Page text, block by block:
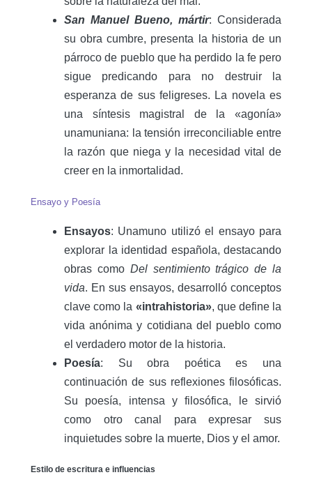
San Manuel Bueno, mártir: Considerada
su obra cumbre, presenta la historia de un
párroco de pueblo que ha perdido la fe pero
sigue predicando para no destruir la
esperanza de sus feligreses. La novela es
una síntesis magistral de la «agonía»
unamuniana: la tensión irreconciliable entre
la razón que niega y la necesidad vital de
creer en la inmortalidad.
Ensayo y Poesía
Ensayos: Unamuno utilizó el ensayo para
explorar la identidad española, destacando
obras como Del sentimiento trágico de la
vida. En sus ensayos, desarrolló conceptos
clave como la «intrahistoria», que define la
vida anónima y cotidiana del pueblo como
el verdadero motor de la historia.
Poesía: Su obra poética es una
continuación de sus reflexiones filosóficas.
Su poesía, intensa y filosófica, le sirvió
como otro canal para expresar sus
inquietudes sobre la muerte, Dios y el amor.
Estilo de escritura e influencias